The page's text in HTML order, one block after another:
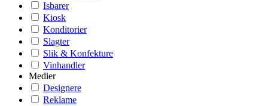
Isbarer
Kiosk
Konditorier
Slagter
Slik & Konfekture
Vinhandler
Medier
Designere
Reklame